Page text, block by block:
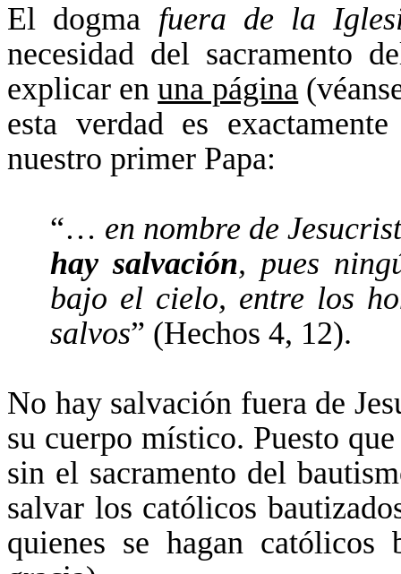
El dogma fuera de la
necesidad del sacramento
explicar enuna página
esta verdad es
nuestro primer Papa:
“… en nombre de
hay salvación, pues
bajo el cielo, entre los
salvos” (Hechos 4, 12).
No hay salvación fuera de
su cuerpo místico. Puesto
sin el sacramento del
salvar los católicos
quienes se hagan católicos